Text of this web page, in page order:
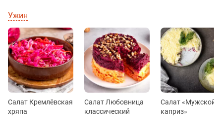
Ужин
Салат Кремлёвская
хряпа
Салат Любовница
классический
Салат «Мужской
каприз»